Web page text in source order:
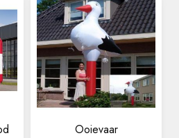
Ooievaar